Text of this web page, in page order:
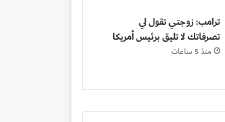
ترامب: زوجتي تقول لي
تصرفاتك لا تليق برئيس أمريكا
منذ 5 ساعات